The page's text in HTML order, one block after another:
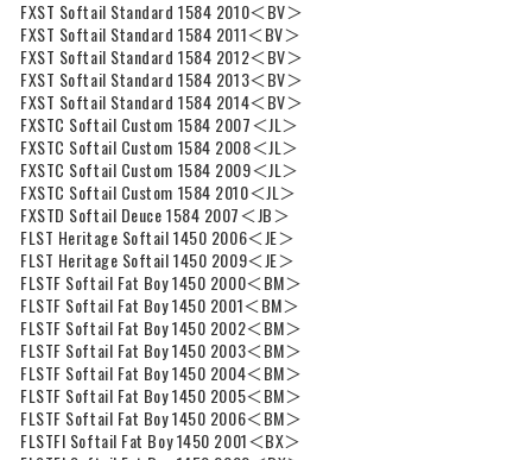
FXST Softail Standard 1584 2010＜BV＞
FXST Softail Standard 1584 2011＜BV＞
FXST Softail Standard 1584 2012＜BV＞
FXST Softail Standard 1584 2013＜BV＞
FXST Softail Standard 1584 2014＜BV＞
FXSTC Softail Custom 1584 2007＜JL＞
FXSTC Softail Custom 1584 2008＜JL＞
FXSTC Softail Custom 1584 2009＜JL＞
FXSTC Softail Custom 1584 2010＜JL＞
FXSTD Softail Deuce 1584 2007＜JB＞
FLST Heritage Softail 1450 2006＜JE＞
FLST Heritage Softail 1450 2009＜JE＞
FLSTF Softail Fat Boy 1450 2000＜BM＞
FLSTF Softail Fat Boy 1450 2001＜BM＞
FLSTF Softail Fat Boy 1450 2002＜BM＞
FLSTF Softail Fat Boy 1450 2003＜BM＞
FLSTF Softail Fat Boy 1450 2004＜BM＞
FLSTF Softail Fat Boy 1450 2005＜BM＞
FLSTF Softail Fat Boy 1450 2006＜BM＞
FLSTFI Softail Fat Boy 1450 2001＜BX＞